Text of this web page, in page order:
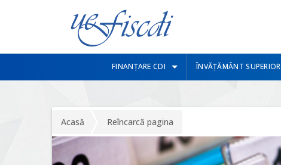
FINANȚARE CDI ÎNVĂȚĂMÂNT SUPERIOR
Acasă Reîncarcă pagina